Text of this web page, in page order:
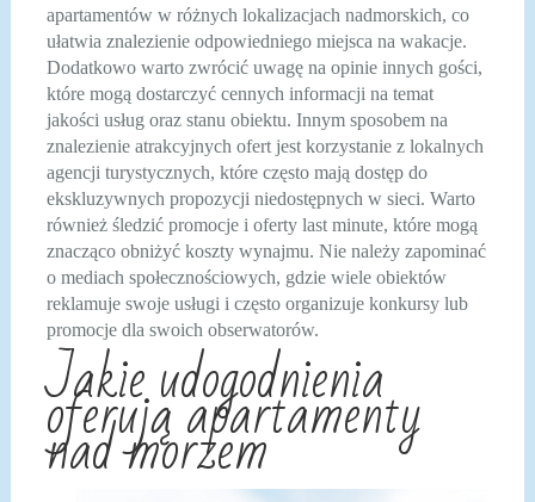
apartamentów w różnych lokalizacjach nadmorskich, co
ułatwia znalezienie odpowiedniego miejsca na wakacje.
Dodatkowo warto zwrócić uwagę na opinie innych gości,
które mogą dostarczyć cennych informacji na temat
jakości usług oraz stanu obiektu. Innym sposobem na
znalezienie atrakcyjnych ofert jest korzystanie z lokalnych
agencji turystycznych, które często mają dostęp do
ekskluzywnych propozycji niedostępnych w sieci. Warto
również śledzić promocje i oferty last minute, które mogą
znacząco obniżyć koszty wynajmu. Nie należy zapominać
o mediach społecznościowych, gdzie wiele obiektów
reklamuje swoje usługi i często organizuje konkursy lub
promocje dla swoich obserwatorów.
Jakie udogodnienia
oferują apartamenty
nad morzem